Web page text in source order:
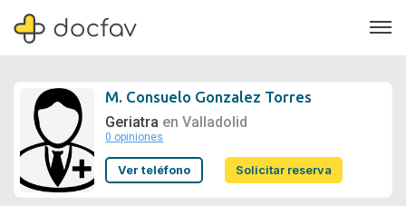
Soporte
M. Consuelo Gonzalez Torres
Geriatra en Valladolid
0 opiniones
Ver teléfono Solicitar reserva